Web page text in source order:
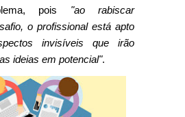
pois "ao rabiscar
o profissional está apto
invisíveis que irão
ideias em potencial".